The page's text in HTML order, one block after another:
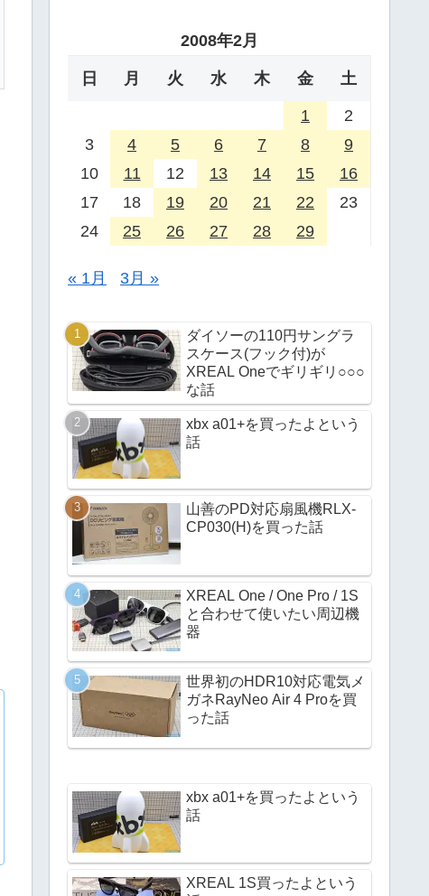
2008年2月
日 月 火 水 木 金 土
1
2
3
4 5 6 7 8
9
10
11 12 13 14 15
16
17
18 19 20 21 22
23
24
25 26 27 28 29
« 1月 3月 »
ダイソーの110円サングラ
スケース(フック付)が
XREAL Oneでギリギリ○○○
な話
xbx a01+を買ったよという
話
山善のPD対応扇風機RLX-
CP030(H)を買った話
XREAL One / One Pro / 1S
と合わせて使いたい周辺機
器
世界初のHDR10対応電気メ
ガネRayNeo Air 4 Proを買
った話
xbx a01+を買ったよという
話
XREAL 1S買ったよという